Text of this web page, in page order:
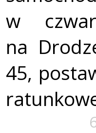
w
na
45,